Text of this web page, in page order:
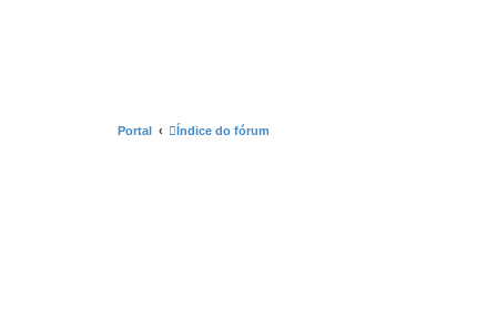
Portal Índice do fórum